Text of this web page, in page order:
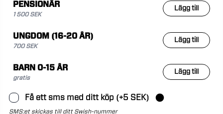
PENSIONÄR
1 500 SEK
Lägg till
UNGDOM (16-20 ÅR)
700 SEK
Lägg till
BARN 0-15 ÅR
gratis
Lägg till
Få ett sms med ditt köp (+5 SEK)
SMS:et skickas till ditt Swish-nummer